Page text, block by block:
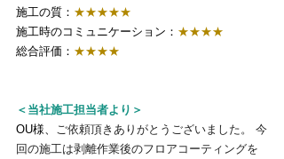
施工の質： ★★★★★
施工時のコミュニケーション： ★★★★
総合評価： ★★★★
＜当社施工担当者より＞
OU様、 ご依頼頂きありがとうございました。 今
回の施工は剥離作業後のフロアコーティングを